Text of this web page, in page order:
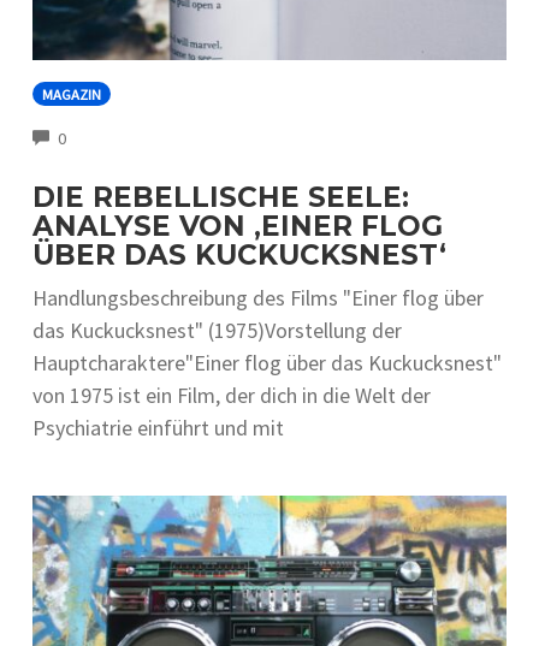
MAGAZIN
0COMMENTS
DIE REBELLISCHE SEELE:
ANALYSE VON ‚EINER FLOG
ÜBER DAS KUCKUCKSNEST‘
Handlungsbeschreibung des Films "Einer flog über
das Kuckucksnest" (1975)Vorstellung der
Hauptcharaktere"Einer flog über das Kuckucksnest"
von 1975 ist ein Film, der dich in die Welt der
Psychiatrie einführt und mit